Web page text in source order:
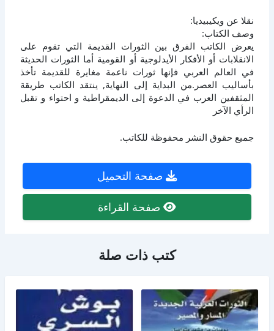
نقلا عن ويكيبيديا:
وصف الكتاب:
يعرض الكاتب الفرق بين الثورات القديمة التي تقوم على
الانقلابات أو الأفكار الأيدلوجية أو القومية أما الثورات الحديثة
في العالم العربي فإنها ثورات ناعمة مغايرة للقديمة تأخذ
بأساليب العصر.من البداية إلى النهاية, ينتقد الكاتب طريقة
المثقفين العرب في الدعوة إلى الديمقراطية و احتواء و تقبل
الرأي الآخر
جميع حقوق النشر محفوظة للكاتب.
صفحة التحميل
صفحة القراءة
كتب ذات صلة